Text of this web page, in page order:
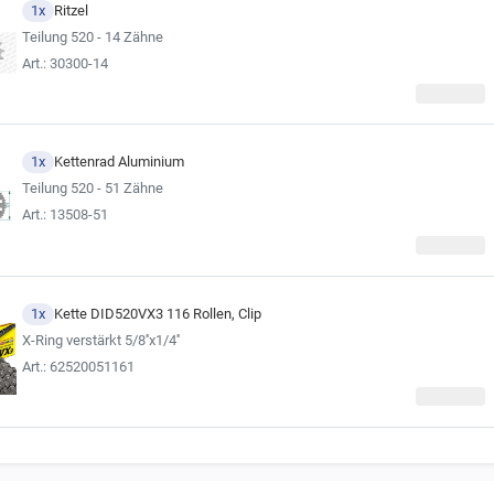
sich für die Kette im Kettensatz stets an der Erstausrüsterqualität zu
der Fahrzeugsuche).
1x Ritzel
Teilung 520 - 14 Zähne
Art.: 30300-14
1x Kettenrad Aluminium
Teilung 520 - 51 Zähne
Art.: 13508-51
1x Kette DID520VX3 116 Rollen, Clip
X-Ring verstärkt 5/8''x1/4''
Art.: 62520051161